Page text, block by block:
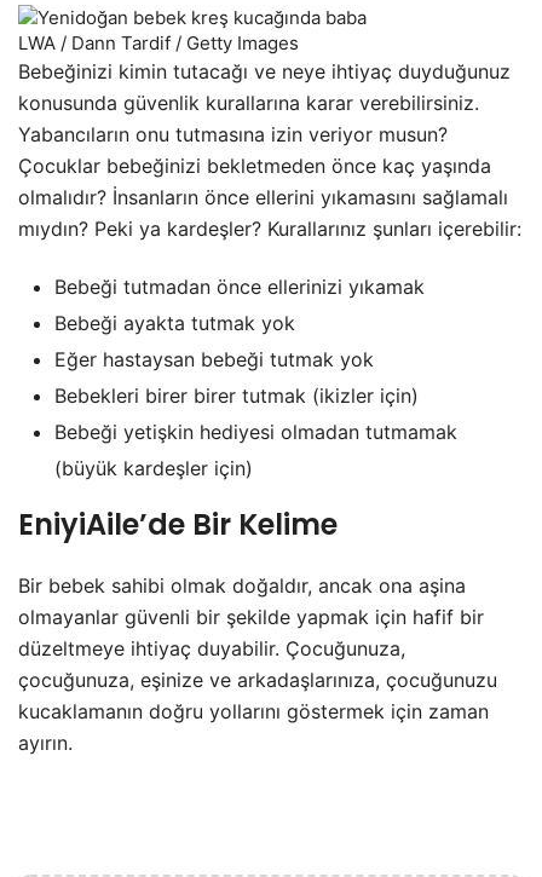
LWA / Dann Tardif / Getty Images
Bebeğinizi kimin tutacağı ve neye ihtiyaç duyduğunuz
konusunda güvenlik kurallarına karar verebilirsiniz.
Yabancıların onu tutmasına izin veriyor musun?
Çocuklar bebeğinizi bekletmeden önce kaç yaşında
olmalıdır? İnsanların önce ellerini yıkamasını sağlamalı
mıydın? Peki ya kardeşler? Kurallarınız şunları içerebilir:
Bebeği tutmadan önce ellerinizi yıkamak
Bebeği ayakta tutmak yok
Eğer hastaysan bebeği tutmak yok
Bebekleri birer birer tutmak (ikizler için)
Bebeği yetişkin hediyesi olmadan tutmamak
(büyük kardeşler için)
EniyiAile’de Bir Kelime
Bir bebek sahibi olmak doğaldır, ancak ona aşina
olmayanlar güvenli bir şekilde yapmak için hafif bir
düzeltmeye ihtiyaç duyabilir. Çocuğunuza,
çocuğunuza, eşinize ve arkadaşlarınıza, çocuğunuzu
kucaklamanın doğru yollarını göstermek için zaman
ayırın.